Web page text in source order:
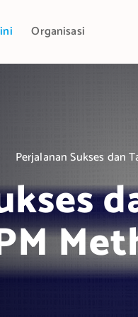
Organisasi
Perjalanan Sukses dan